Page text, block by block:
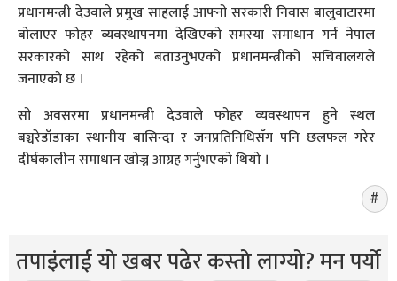
प्रधानमन्त्री देउवाले प्रमुख साहलाई आफ्नो सरकारी निवास बालुवाटारमा
बोलाएर फोहर व्यवस्थापनमा देखिएको समस्या समाधान गर्न नेपाल
सरकारको साथ रहेको बताउनुभएको प्रधानमन्त्रीको सचिवालयले
जनाएको छ ।
सो अवसरमा प्रधानमन्त्री देउवाले फोहर व्यवस्थापन हुने स्थल
बञ्चरेडाँडाका स्थानीय बासिन्दा र जनप्रतिनिधिसँग पनि छलफल गरेर
दीर्घकालीन समाधान खोज्न आग्रह गर्नुभएको थियो ।
तपाइंलाई यो खबर पढेर कस्तो लाग्यो? मन पर्यो